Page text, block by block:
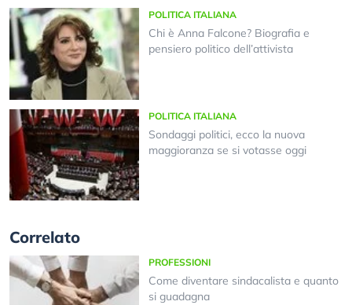
POLITICA ITALIANA
Chi è Anna Falcone? Biografia e
pensiero politico dell’attivista
POLITICA ITALIANA
Sondaggi politici, ecco la nuova
maggioranza se si votasse oggi
Correlato
PROFESSIONI
Come diventare sindacalista e quanto
si guadagna